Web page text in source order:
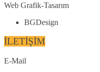
Web Grafik-Tasarım
BGDesign
İLETİŞİM
E-Mail